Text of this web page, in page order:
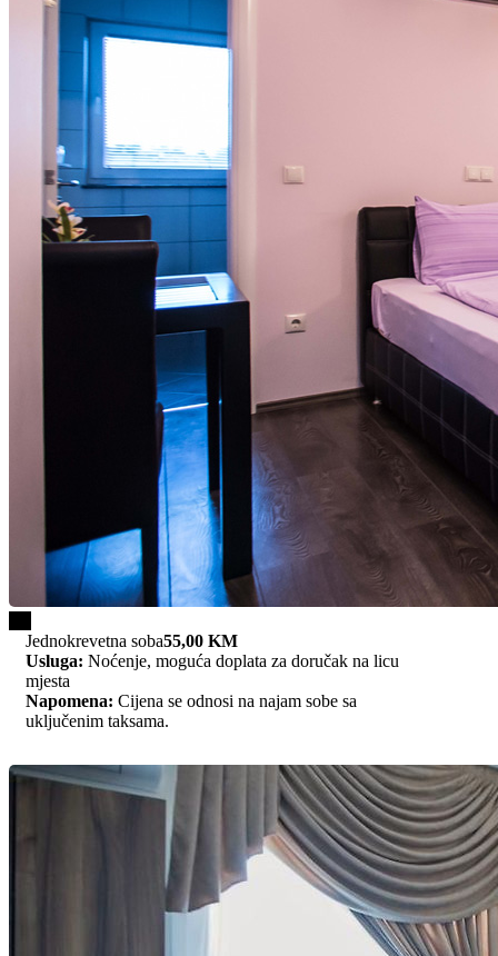
Jednokrevetna soba55,00 KM
Usluga: Noćenje, moguća doplata za doručak na licu
mjesta
Napomena: Cijena se odnosi na najam sobe sa
uključenim taksama.